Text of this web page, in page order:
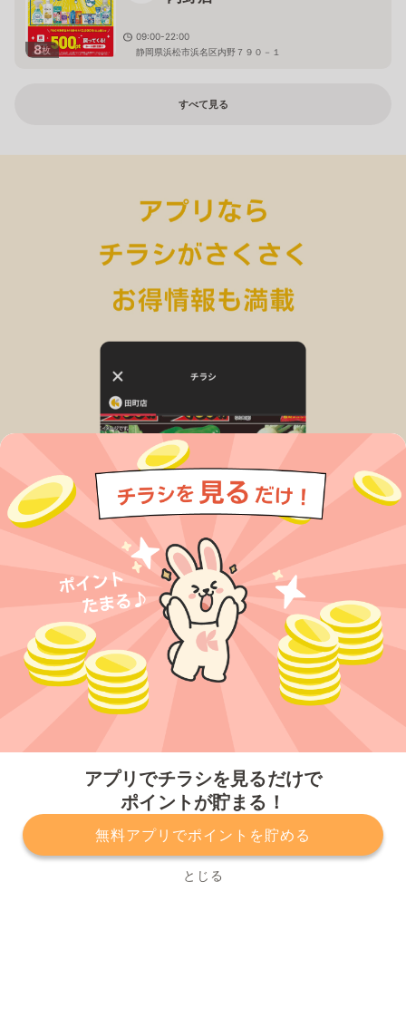
アプリでチラシを見るだけで
ポイントが貯まる！
無料アプリでポイントを貯める
とじる
8枚
09:00-22:00
静岡県浜松市浜名区内野７９０－１
すべて見る
プライバシーポリシー 利用規約
運営会社
サービスに関してのお問い合わせ